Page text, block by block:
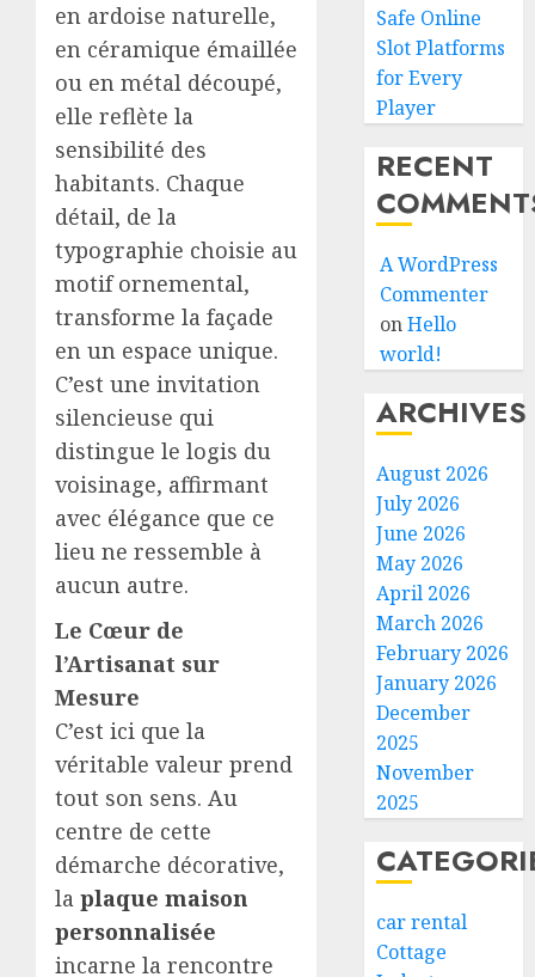
en ardoise naturelle,
en céramique émaillée
ou en métal découpé,
elle reflète la
sensibilité des
habitants. Chaque
détail, de la
typographie choisie au
motif ornemental,
transforme la façade
en un espace unique.
C’est une invitation
silencieuse qui
distingue le logis du
voisinage, affirmant
avec élégance que ce
lieu ne ressemble à
aucun autre.
Le Cœur de
l’Artisanat sur
Mesure
C’est ici que la
véritable valeur prend
tout son sens. Au
centre de cette
démarche décorative,
la plaque maison
personnalisée
incarne la rencontre
Safe Online
Slot Platforms
for Every
Player
RECENT
A WordPress
Commenter
onHello
world!
ARCHIVES
August 2026
July 2026
June 2026
May 2026
April 2026
March 2026
February 2026
January 2026
December
2025
November
2025
car rental
Cottage